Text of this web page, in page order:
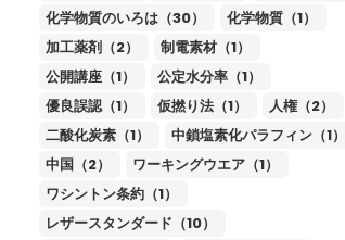
化学物質のいろは（30）
化学物質（1）
加工薬剤（2）
制電素材（1）
公開講座（1）
公定水分率（1）
優良誤認（1）
仮撚り法（1）
人権（2）
二酸化炭素（1）
中鎖塩素化パラフィン（1）
中国（2）
ワーキングウエア（1）
ワシントン条約（1）
レザースタンダード（10）